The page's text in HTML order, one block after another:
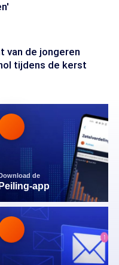
van de jongeren
tijdens de kerst
de
Peiling-app